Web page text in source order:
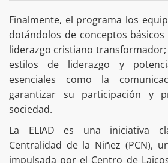
Finalmente, el programa los
dotándolos de conceptos
liderazgo cristiano
estilos de liderazgo y
esenciales como la
garantizar su participación y
sociedad.
La ELIAD es una iniciativa
Centralidad de la Niñez (PCN),
impulsada por el Centro de